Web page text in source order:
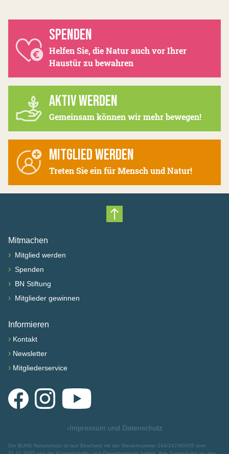
SPENDEN
Helfen Sie, die Natur auch vor Ihrer
Haustür zu bewahren
AKTIV WERDEN
Gemeinsam können wir mehr bewegen!
MITGLIED WERDEN
Treten Sie ein für Mensch und Natur!
Nach oben scrollen
Mitmachen
› Mitglied werden
› Spenden
› BN Stiftung
› Mitglieder gewinnen
Informieren
› Kontakt
› Newsletter
› Mitgliederservice
FacebookInstagramYouTube
›Impressum und Datenschutz
Der BUND Naturschutz ist laut Bescheid mit der Steuernummer 244/147/80055 vom